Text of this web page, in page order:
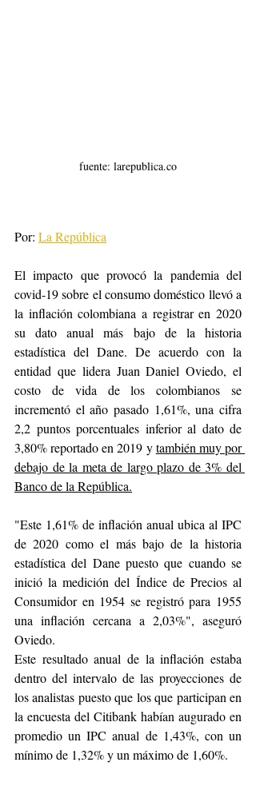
fuente: larepublica.co
Por: La República
El impacto que provocó la pandemia del
covid-19 sobre el consumo doméstico llevó a
la inflación colombiana a registrar en 2020
su dato anual más bajo de la historia
estadística del Dane. De acuerdo con la
entidad que lidera Juan Daniel Oviedo, el
costo de vida de los colombianos se
incrementó el año pasado 1,61%, una cifra
2,2 puntos porcentuales inferior al dato de
3,80% reportado en 2019 y también muy por
debajo de la meta de largo plazo de 3% del
Banco de la República.
"Este 1,61% de inflación anual ubica al IPC
de 2020 como el más bajo de la historia
estadística del Dane puesto que cuando se
inició la medición del Índice de Precios al
Consumidor en 1954 se registró para 1955
una inflación cercana a 2,03%", aseguró
Oviedo.
Este resultado anual de la inflación estaba
dentro del intervalo de las proyecciones de
los analistas puesto que los que participan en
la encuesta del Citibank habían augurado en
promedio un IPC anual de 1,43%, con un
mínimo de 1,32% y un máximo de 1,60%.